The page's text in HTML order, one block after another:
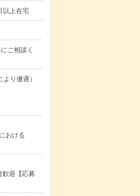
以上在宅
ご相談く
り優遇）
おける
歓迎【応募